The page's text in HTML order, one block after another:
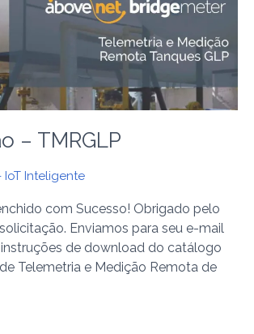
– TMRGLP
Inteligente
com Sucesso! Obrigado pelo
Enviamos para seu e-mail
de download do catálogo
Telemetria e Medição Remota de